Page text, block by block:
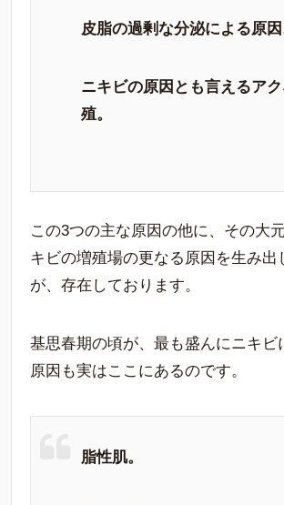
皮脂の過剰な分泌による原因
ニキビの原因とも言えるア
殖。
この3つの主な原因の他に、その大
キビの増殖場の更なる原因を生み出
が、存在しております。
基思春期の頃が、最も盛んにニキビ
原因も実はここにあるのです。
脂性肌。